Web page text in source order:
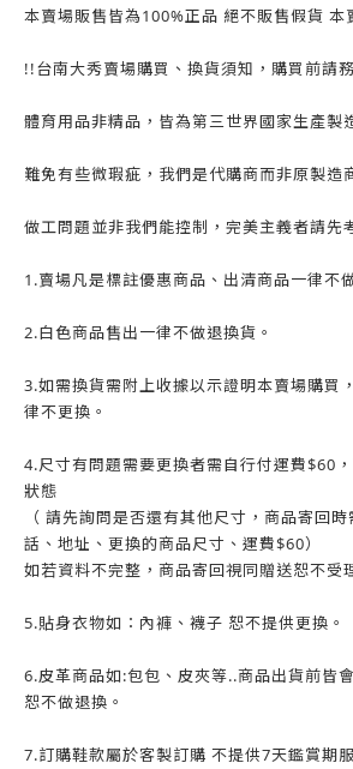
本賣場販售皆為100%正品 絕不販售假貨 本
!!台南大秀賣場購買、換貨須知，購買前請
體育用品非精品，皆為第三世界國家生產製
難免有些微瑕疵，我們是代購商而非原製造
做工問題並非我們能控制，完美主義者請先
1.賣場凡是標註優惠商品、出清商品一律不
2.白色商品售出一律不做退換貨。
3.如需換貨需附上收據以示證明本賣場購買
律不更換。
4.尺寸有問題需要更換者需自行付運費$60
狀態
（ 請先詢問是否還有其他尺寸，商品寄回
話、地址、更換的商品尺寸、運費$60）
如若資料不完整，商品寄回視同贈送恕不受
5.貼身衣物如：內褲、襪子 恕不提供更換。
6.皮革商品如:包包、皮夾等..商品出貨前皆
恕不做退換。
7.訂購鞋款屬於客製訂購 不提供7天鑑賞期